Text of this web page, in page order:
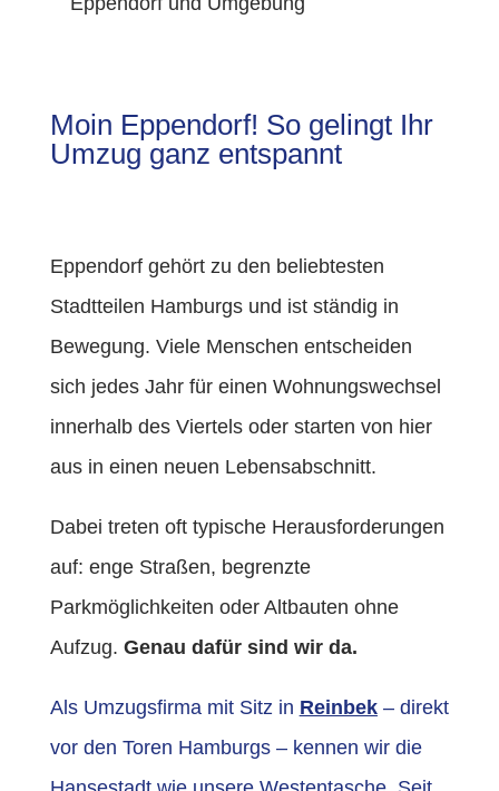
Moin Eppendorf! So gelingt Ihr
Umzug ganz entspannt
Eppendorf gehört zu den beliebtesten
Stadtteilen Hamburgs und ist ständig in
Bewegung. Viele Menschen entscheiden
sich jedes Jahr für einen Wohnungswechsel
innerhalb des Viertels oder starten von hier
aus in einen neuen Lebensabschnitt.
Dabei treten oft typische Herausforderungen
auf: enge Straßen, begrenzte
Parkmöglichkeiten oder Altbauten ohne
Aufzug. Genau dafür sind wir da.
Als Umzugsfirma mit Sitz in Reinbek– direkt
vor den Toren Hamburgs – kennen wir die